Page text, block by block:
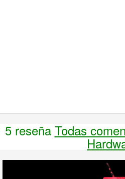
5 reseña Todas